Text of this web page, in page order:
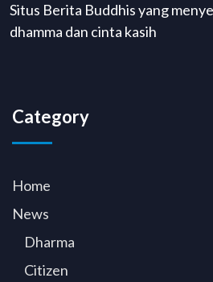
Situs Berita Buddhis yang
dhamma dan cinta kasih
Category
Home
News
Dharma
Citizen